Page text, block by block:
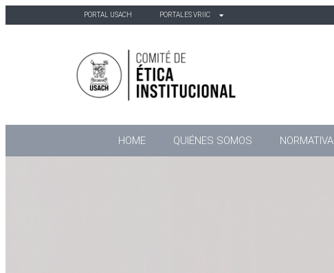
PORTAL USACH PORTALES VRIIC
HOME QUIÉNES SOMOS NORMATIVA